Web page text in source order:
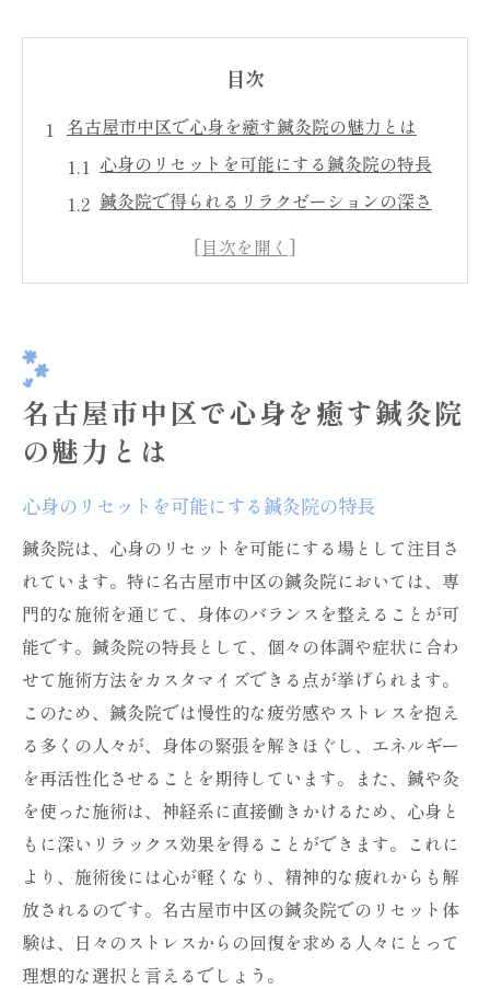
目次
名古屋市中区で心身を癒す鍼灸院の魅力とは
心身のリセットを可能にする鍼灸院の特長
鍼灸院で得られるリラクゼーションの深さ
名古屋市中区の隠れ家的鍼灸院を訪れる理
鍼灸院での体験がもたらす心の平穏
鍼灸院で得られる健康と美の効果に迫る
効果
鍼灸がもたらす自然な美しさの引き出し方
健康美を手に入れるための鍼灸の役割
鍼灸治療が心身に与えるポジティブな影響
美しさを引き出す鍼灸の技術と効果
名古屋市中区で鍼灸院を選ぶポイント
鍼灸院選びの基準としての専門家の資格
アクセスの良さが選ばれる理由
施術の内容と施設の特徴を見極める方法
口コミで見る名古屋市中区のおすすめ鍼灸
個々のニーズに応える鍼灸院の選び方
名古屋市中区で心身を癒す鍼灸院
の魅力とは
心身のリセットを可能にする鍼灸院の特長
鍼灸院は、心身のリセットを可能にする場として注目さ
れています。特に名古屋市中区の鍼灸院においては、専
門的な施術を通じて、身体のバランスを整えることが可
能です。鍼灸院の特長として、個々の体調や症状に合わ
せて施術方法をカスタマイズできる点が挙げられます。
このため、鍼灸院では慢性的な疲労感やストレスを抱え
る多くの人々が、身体の緊張を解きほぐし、エネルギー
を再活性化させることを期待しています。また、鍼や灸
を使った施術は、神経系に直接働きかけるため、心身と
もに深いリラックス効果を得ることができます。これに
より、施術後には心が軽くなり、精神的な疲れからも解
放されるのです。名古屋市中区の鍼灸院でのリセット体
験は、日々のストレスからの回復を求める人々にとって
理想的な選択と言えるでしょう。